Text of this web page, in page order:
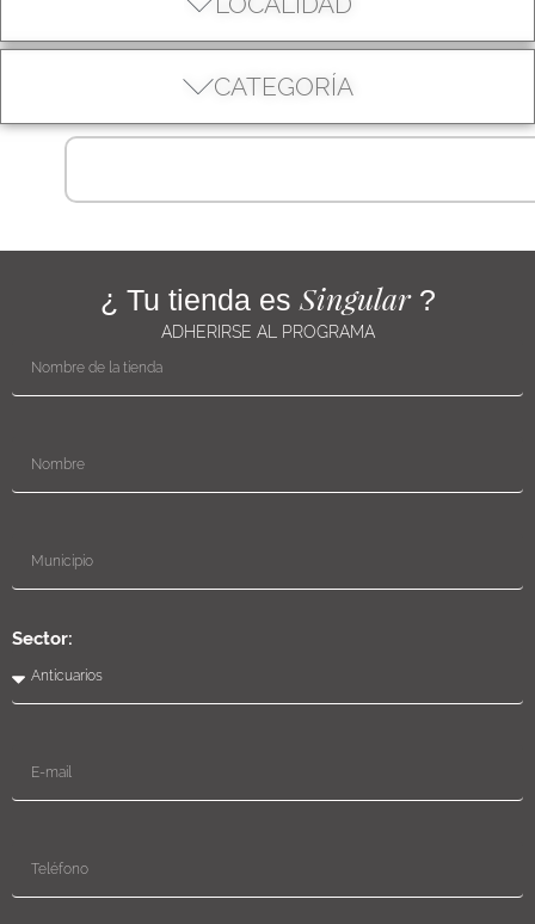
CATEGORÍA
¿ Tu tienda es Singular?
ADHERIRSE AL PROGRAMA
Sector: